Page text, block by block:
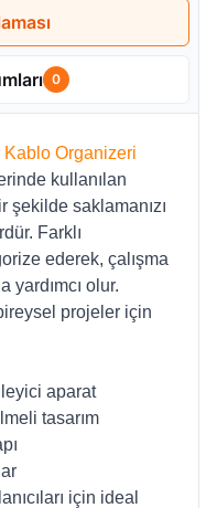
0
Kablo Organizeri
kullanılan
şekilde saklamanızı
Farklı
ederek, çalışma
yardımcı olur.
projeler için
aparat
tasarım
için ideal